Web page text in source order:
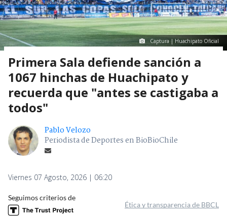
Captura | Huachipato Oficial
Primera Sala defiende sanción a
1067 hinchas de Huachipato y
recuerda que "antes se castigaba a
todos"
Pablo Velozo
Periodista de Deportes en BioBioChile
Viernes 07 Agosto, 2026 | 06:20
Seguimos criterios de
Ética y transparencia de BBCL